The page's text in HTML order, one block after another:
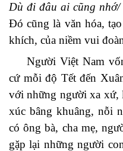
Dù đi đâu ai cũng
Đó cũng là văn hóa,
khích, của niềm vui
Người Việt Nam
cứ mỗi độ Tết đến
với những người xa xứ,
xúc bâng khuâng, nỗi
có ông bà, cha mẹ,
gặp lại những người